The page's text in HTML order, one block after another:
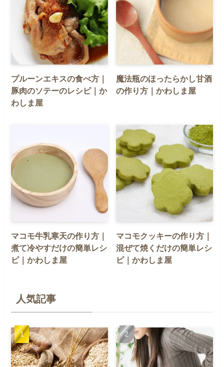
プルーンエキスの食べ方｜
豚肉のソテーのレシピ｜か
わしま屋
魔法瓶のほったらかし甘酒
の作り方｜かわしま屋
マコモ牛乳寒天の作り方｜
煮て冷やすだけの簡単レシ
ピ｜かわしま屋
マコモクッキーの作り方｜
混ぜて焼くだけの簡単レシ
ピ｜かわしま屋
人気記事